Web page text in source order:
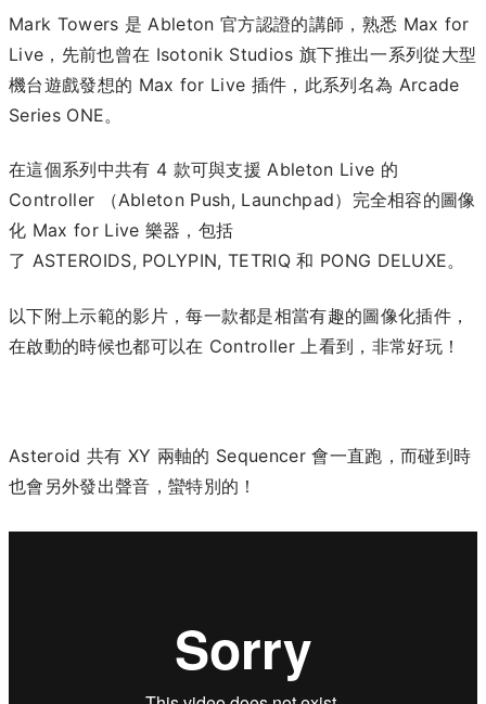
Mark Towers 是 Ableton 官方認證的講師，熟悉 Max for
Live，先前也曾在 Isotonik Studios 旗下推出一系列從大型
機台遊戲發想的 Max for Live 插件，此系列名為 Arcade
Series ONE。
在這個系列中共有 4 款可與支援 Ableton Live 的
Controller （Ableton Push, Launchpad）完全相容的圖像
化 Max for Live 樂器，包括
了 ASTEROIDS, POLYPIN, TETRIQ 和 PONG DELUXE。
以下附上示範的影片，每一款都是相當有趣的圖像化插件，
在啟動的時候也都可以在 Controller 上看到，非常好玩！
Asteroid 共有 XY 兩軸的 Sequencer 會一直跑，而碰到時
也會另外發出聲音，蠻特別的！